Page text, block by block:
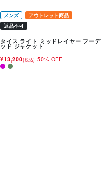
メンズ
アウトレット商品
返品不可
タイス ライト ミッドレイヤー フーデ
ッド ジャケット
¥13,200(税込) 50% OFF